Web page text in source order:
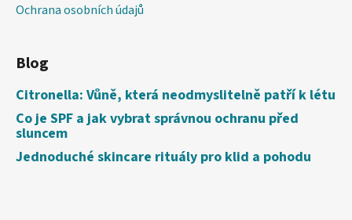
Ochrana osobních údajů
Blog
Citronella: Vůně, která neodmyslitelně patří k létu
Co je SPF a jak vybrat správnou ochranu před
sluncem
Jednoduché skincare rituály pro klid a pohodu